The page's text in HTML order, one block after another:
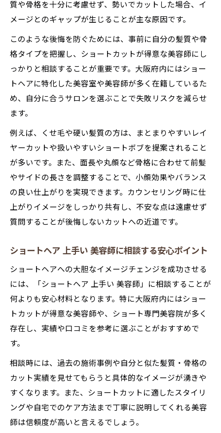
質や骨格を十分に考慮せず、勢いでカットした場合、イ
メージとのギャップが生じることが主な原因です。
このような後悔を防ぐためには、事前に自分の髪質や骨
格タイプを把握し、ショートカットが得意な美容師にし
っかりと相談することが重要です。大阪府内にはショー
トヘアに特化した美容室や美容師が多く在籍しているた
め、自分に合うサロンを選ぶことで失敗リスクを減らせ
ます。
例えば、くせ毛や硬い髪質の方は、まとまりやすいレイ
ヤーカットや扱いやすいショートボブを提案されること
が多いです。また、面長や丸顔など骨格に合わせて前髪
やサイドの長さを調整することで、小顔効果やバランス
の良い仕上がりを実現できます。カウンセリング時に仕
上がりイメージをしっかり共有し、不安な点は遠慮せず
質問することが後悔しないカットへの近道です。
ショートヘア 上手い 美容師に相談する安心ポイント
ショートヘアへの大胆なイメージチェンジを成功させる
には、「ショートヘア 上手い 美容師」に相談することが
何よりも安心材料となります。特に大阪府内にはショー
トカットが得意な美容師や、ショート専門美容院が多く
存在し、実績や口コミを参考に選ぶことがおすすめで
す。
相談時には、過去の施術事例や自分と似た髪質・骨格の
カット実績を見せてもらうと具体的なイメージが湧きや
すくなります。また、ショートカットに適したスタイリ
ングや自宅でのケア方法まで丁寧に説明してくれる美容
師は信頼度が高いと言えるでしょう。